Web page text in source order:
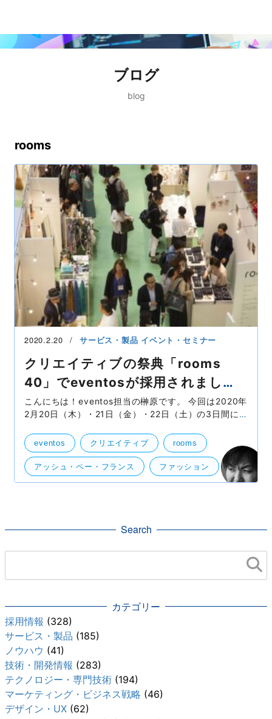
ブログ
blog
rooms
2020.2.20 サービス・製品 イベント・セミナー
クリエイティブの祭典「rooms
40」でeventosが採用されまし
た！
こんにちは！eventos担当の榊原です。 今回は2020年
2月20日（木）・21日（金）・22日（土）の3日間に
リエイティブの祭典「rooms 40」でeventosが採用さ
れましたの
eventos クリエイティブ rooms
アッシュ・ペー・フランス ファッション
Search
カテゴリー
採用情報 (328)
サービス・製品 (185)
ノウハウ (41)
技術・開発情報 (283)
テクノロジー・専門技術 (194)
マーケティング・ビジネス戦略 (46)
デザイン・UX (62)